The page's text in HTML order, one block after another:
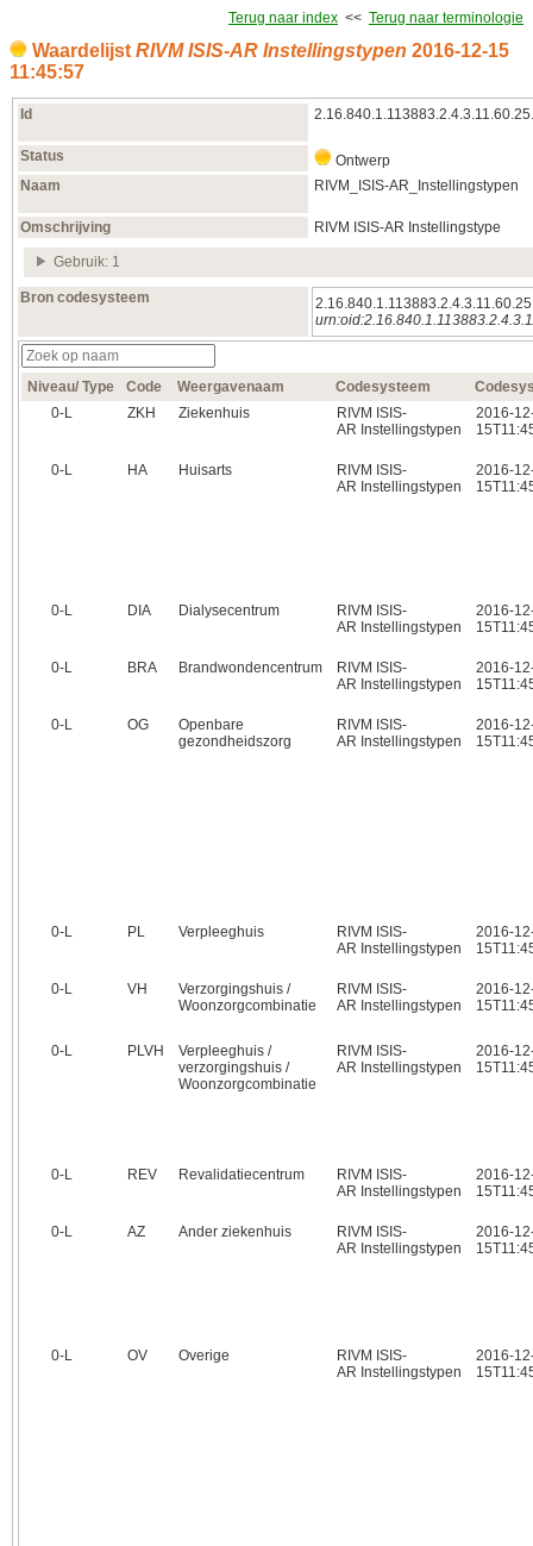
Terug naar index << Terug naar terminologie
Waardelijst RIVM ISIS-AR Instellingstypen 2016‑12‑15
11:45:57
Id
Status
Ontwerp
Naam
RIVM_ISIS-AR_Instellingstypen
Omschrijving RIVM ISIS-AR Instellingstype
Gebruik: 1
Bron codesysteem
Niveau/ Type Code Weergavenaam Codesysteem
0‑L
ZKH Ziekenhuis
RIVM ISIS-
AR Instellingstypen
2016-
0‑L HA Huisarts
RIVM ISIS-
AR Instellingstypen
2016-
0‑L DIA Dialysecentrum
RIVM ISIS-
AR Instellingstypen
2016-
0‑L BRA Brandwondencentrum
RIVM ISIS-
AR Instellingstypen
2016-
0‑L OG
Openbare
gezondheidszorg
RIVM ISIS-
AR Instellingstypen
2016-
0‑L PL Verpleeghuis
RIVM ISIS-
AR Instellingstypen
2016-
0‑L VH
Verzorgingshuis /
Woonzorgcombinatie
RIVM ISIS-
AR Instellingstypen
2016-
0‑L PLVH
Verpleeghuis /
verzorgingshuis /
Woonzorgcombinatie
RIVM ISIS-
AR Instellingstypen
2016-
0‑L REV Revalidatiecentrum
RIVM ISIS-
AR Instellingstypen
2016-
0‑L AZ Ander ziekenhuis
RIVM ISIS-
AR Instellingstypen
2016-
0‑L OV Overige
RIVM ISIS-
AR Instellingstypen
2016-